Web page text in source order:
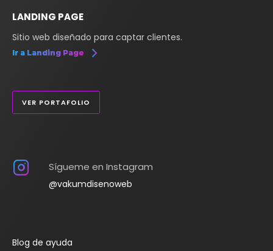
LANDING PAGE
Sitio web diseñado para captar clientes.
Ir a Landing Page
VER PORTAFOLIO
Sígueme en Instagram
@vakumdisenoweb
Blog de ayuda